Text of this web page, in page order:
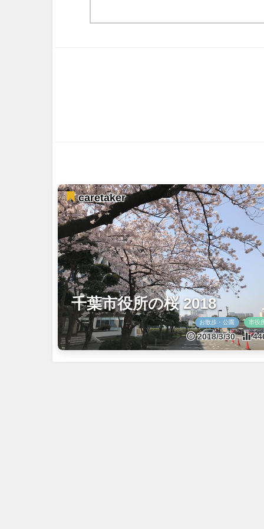
caretaker
千葉市役所の桜 2018
お散歩・公園 市役
2018/3/30